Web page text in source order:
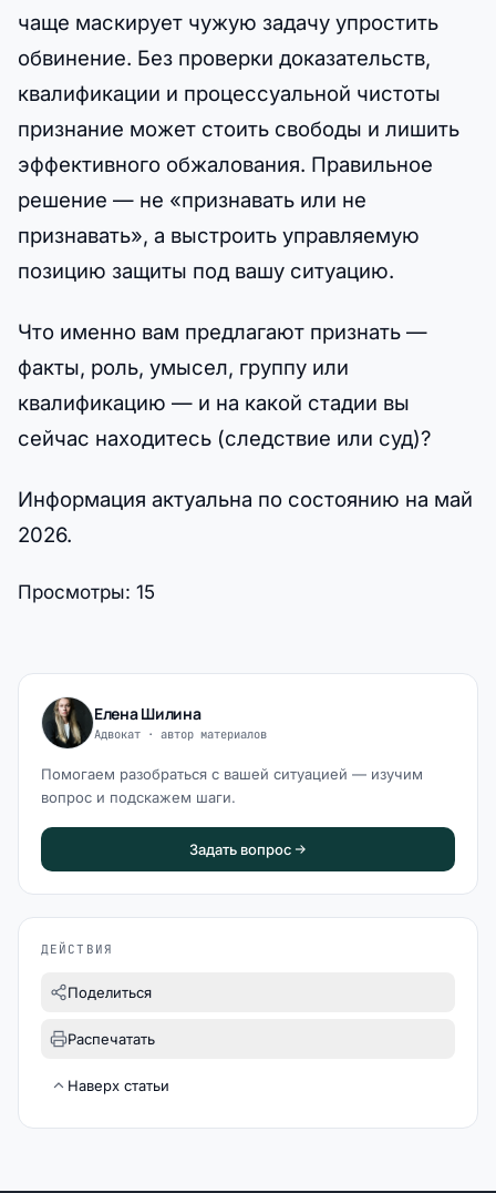
чаще маскирует чужую задачу упростить
обвинение. Без проверки доказательств,
квалификации и процессуальной чистоты
признание может стоить свободы и лишить
эффективного обжалования. Правильное
решение — не «признавать или не
признавать», а выстроить управляемую
позицию защиты под вашу ситуацию.
Что именно вам предлагают признать —
факты, роль, умысел, группу или
квалификацию — и на какой стадии вы
сейчас находитесь (следствие или суд)?
Информация актуальна по состоянию на май
2026.
Просмотры: 15
Елена Шилина
Адвокат · автор материалов
Помогаем разобраться с вашей ситуацией — изучим
вопрос и подскажем шаги.
Задать вопрос
ДЕЙСТВИЯ
Поделиться
Распечатать
Наверх статьи